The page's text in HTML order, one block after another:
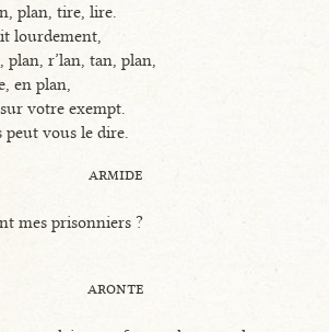
plan, tire, lire.
lourdement,
plan, r’lan, tan, plan,
en plan,
votre exempt.
peut vous le dire.
armide
mes prisonniers ?
aronte